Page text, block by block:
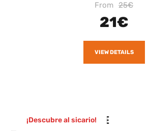
From 25€
21€
VIEW DETAILS
¡Descubre al sicario!
UN SICARIO EN TENERIFE